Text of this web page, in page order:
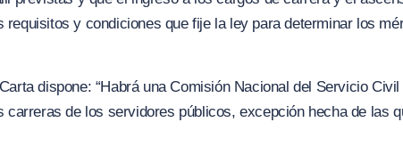
requisitos y condiciones que fije la ley para determinar los
dispone: “Habrá una Comisión Nacional del Servicio
de los servidores públicos, excepción hecha de las